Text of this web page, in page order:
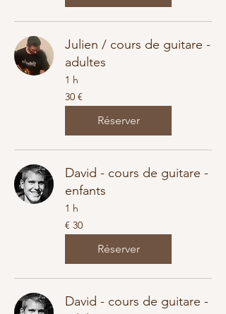
Julien / cours de guitare -
adultes
1 h
30
euros
30 €
Réserver
David - cours de guitare -
enfants
1 h
€
30
€ 30
Réserver
David - cours de guitare -